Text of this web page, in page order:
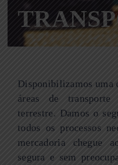
Disponibilizamos uma
áreas de
terrestre. Damos o
todos os processos
mercadoria chegue
segura e sem